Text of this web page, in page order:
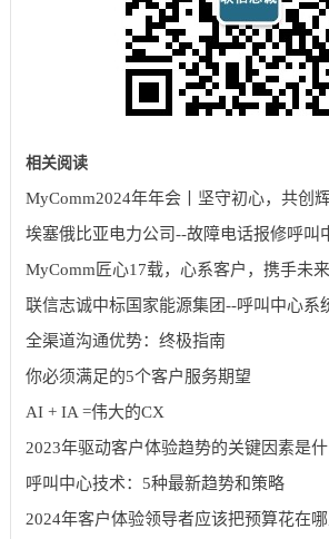
相关阅读
MyComm2024年年会丨坚守初心，共创辉
埃塞俄比亚电力公司--故障电话报修呼叫
联信志诚中标国家能源集团--呼叫中心系
全渠道沟通优势：终极指南
你必须满足的5个客户服务期望
AI + IA =伟大的CX
2023年驱动客户体验趋势的关键因素是什
呼叫中心技术：5种最新趋势和策略
2024年客户体验领导者应该把预算花在哪